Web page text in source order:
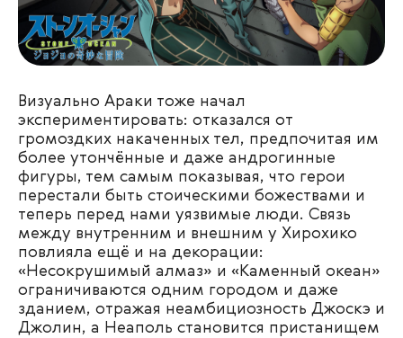
Визуально Араки тоже начал
экспериментировать: отказался от
громоздких накаченных тел, предпочитая им
более утончённые и даже андрогинные
фигуры, тем самым показывая, что герои
перестали быть стоическими божествами и
теперь перед нами уязвимые люди. Связь
между внутренним и внешним у Хирохико
повлияла ещё и на декорации:
«Несокрушимый алмаз» и «Каменный океан»
ограничиваются одним городом и даже
зданием, отражая неамбициозность Джоскэ и
Джолин, а Неаполь становится пристанищем